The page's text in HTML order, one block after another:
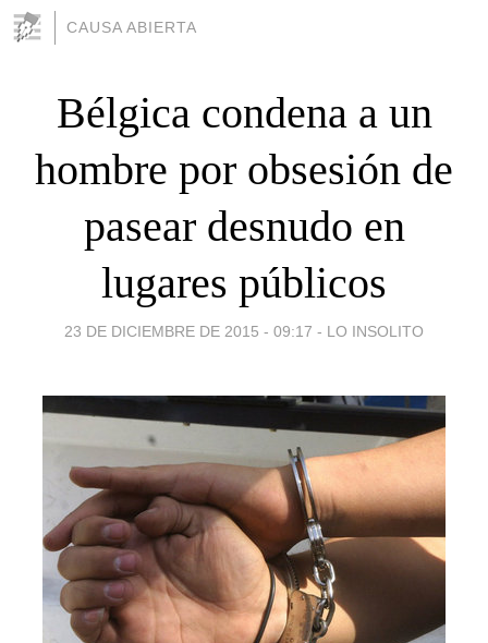
CAUSA ABIERTA
Bélgica condena a un
hombre por obsesión de
pasear desnudo en
lugares públicos
23 DE DICIEMBRE DE 2015 - 09:17 - LO INSOLITO